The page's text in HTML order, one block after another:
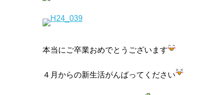
本当にご卒業おめでとうございます
４月からの新生活がんばってください